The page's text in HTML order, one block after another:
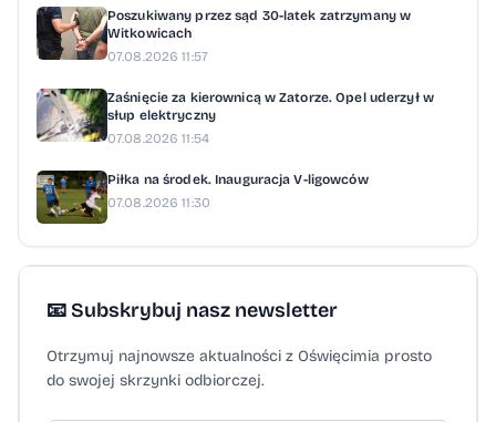
Poszukiwany przez sąd 30-latek zatrzymany w
Witkowicach
07.08.2026 11:57
Zaśnięcie za kierownicą w Zatorze. Opel uderzył w
słup elektryczny
07.08.2026 11:54
Piłka na środek. Inauguracja V-ligowców
07.08.2026 11:30
📧 Subskrybuj nasz newsletter
Otrzymuj najnowsze aktualności z Oświęcimia prosto
do swojej skrzynki odbiorczej.